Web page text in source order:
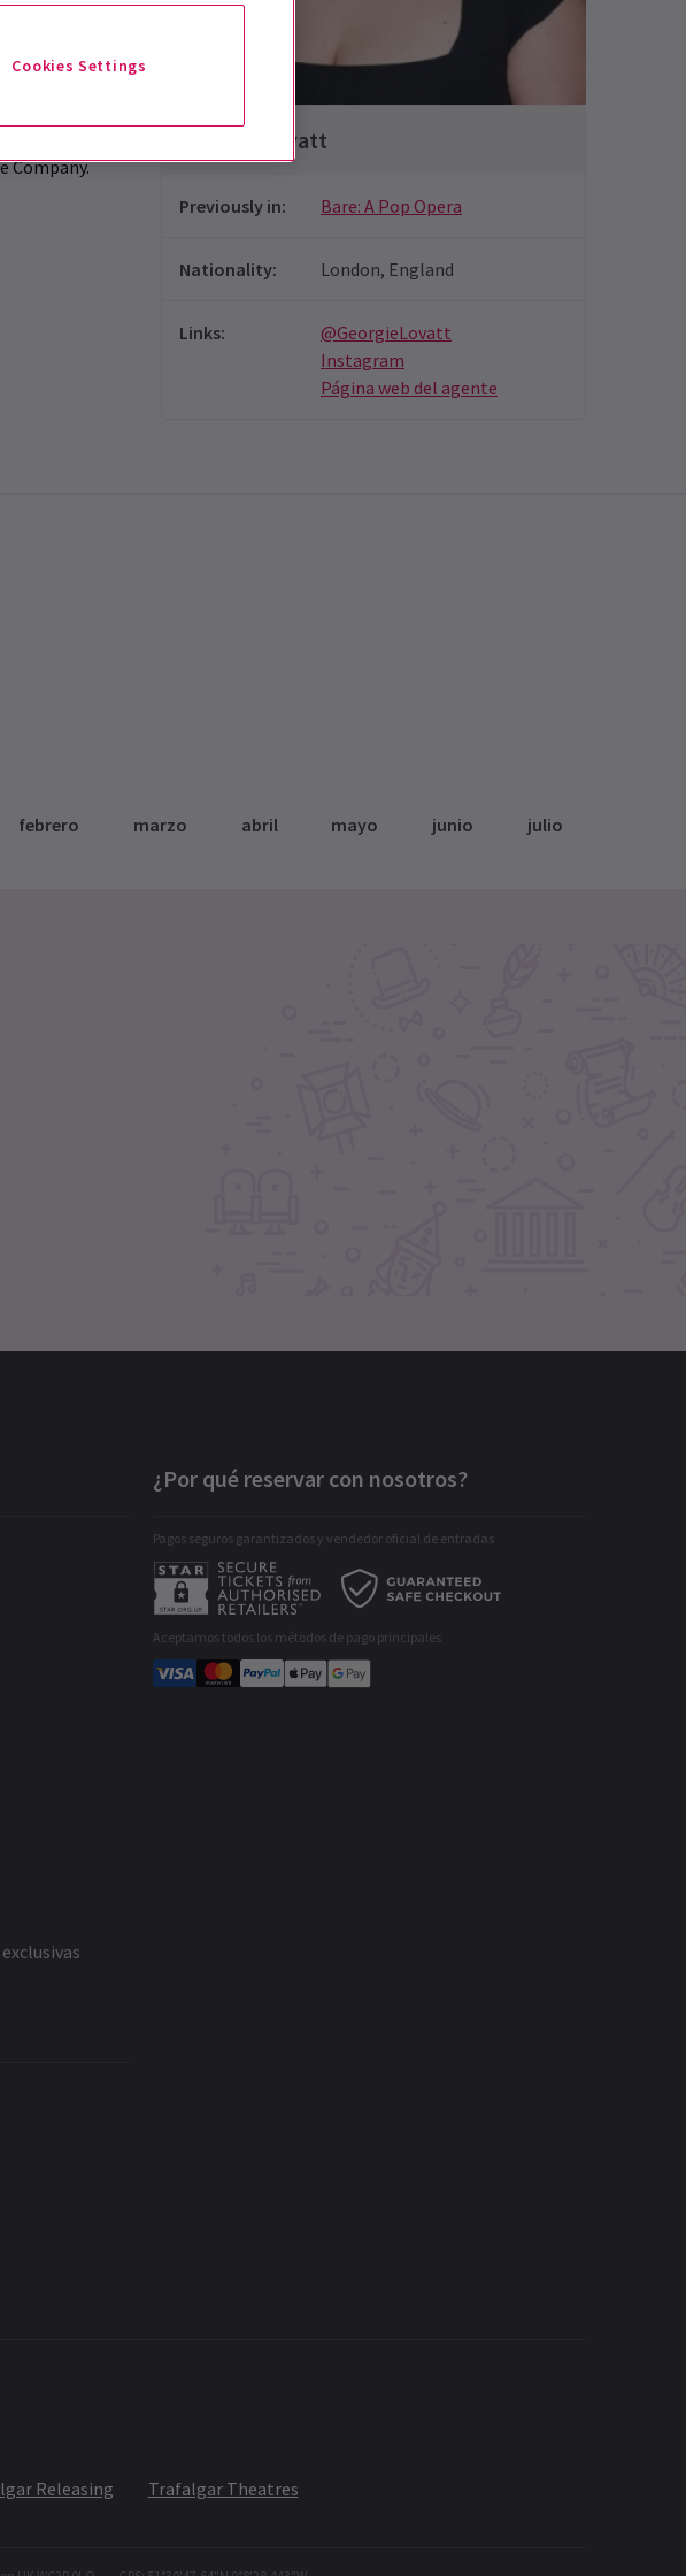
in
También
Company.
Georgie Lovatt
Previously in: Bare: A Pop Opera
Nationality: London, England
Links:
@GeorgieLovatt
Instagram
Página web del agente
febrero marzo abril mayo junio julio
¿Por qué reservar con nosotros?
Pagos seguros garantizados y vendedor oficial de entradas
Aceptamos todos los métodos de pago principales
Releasing Trafalgar Theatres
Cookies Settings